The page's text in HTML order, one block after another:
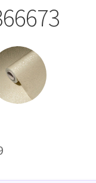
Current